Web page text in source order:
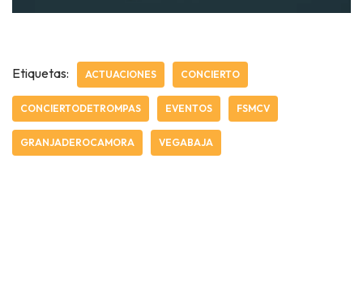
Etiquetas: ACTUACIONES CONCIERTO
CONCIERTODETROMPAS EVENTOS FSMCV
GRANJADEROCAMORA VEGABAJA